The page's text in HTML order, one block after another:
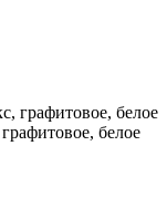
графитовое, белое
белое